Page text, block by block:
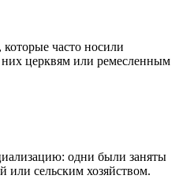
часто носили
церквям или ремесленным
одни были заняты
или сельским хозяйством.